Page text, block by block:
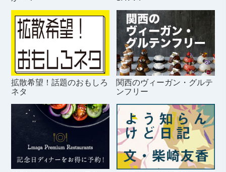
拡散希望！話題のおもしろ
ネタ
関西のヴィーガン・グルテ
ンフリー